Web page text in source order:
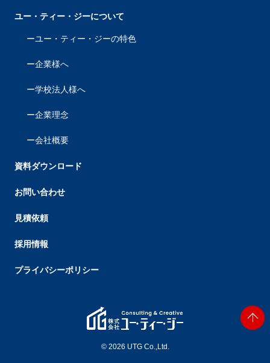
ユー・ティー・ジーについて
ユー・ティー・ジーの特色
企業様へ
学校法人様へ
企業理念
会社概要
資料ダウンロード
お問い合わせ
見積依頼
採用情報
プライバシーポリシー
© 2026 UTG Co.,Ltd.